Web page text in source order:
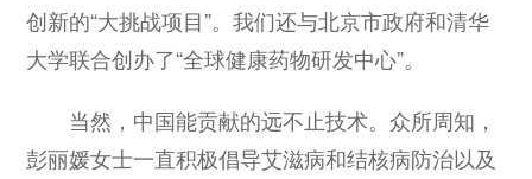
创新的“大挑战项目”。我们还与北京市政府和清华
大学联合创办了“全球健康药物研发中心”。
当然，中国能贡献的远不止技术。众所周知，
彭丽媛女士一直积极倡导艾滋病和结核病防治以及